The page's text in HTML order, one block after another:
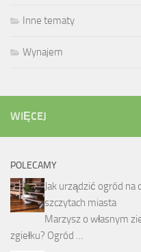
Inne tematy
Wynajem
WIĘCEJ
POLECAMY
Jak urządzić ogród na
szczytach miasta
Marzysz o własnym
zgiełku? Ogród …